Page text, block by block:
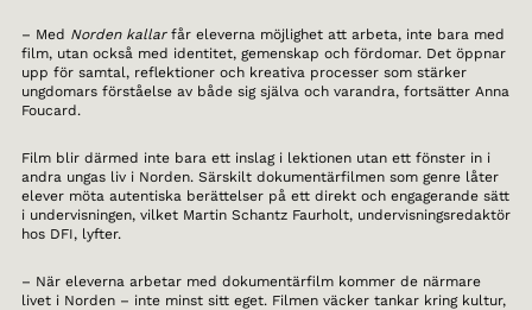
– Med Norden kallarfår eleverna möjlighet att arbeta, inte bara med
film, utan också med identitet, gemenskap och fördomar. Det öppnar
upp för samtal, reflektioner och kreativa processer som stärker
ungdomars förståelse av både sig själva och varandra, fortsätter Anna
Foucard.
Film blir därmed inte bara ett inslag i lektionen utan ett fönster in i
andra ungas liv i Norden. Särskilt dokumentärfilmen som genre låter
elever möta autentiska berättelser på ett direkt och engagerande sätt
i undervisningen, vilket Martin Schantz Faurholt, undervisningsredaktör
hos DFI, lyfter.
– När eleverna arbetar med dokumentärfilm kommer de närmare
livet i Norden – inte minst sitt eget. Filmen väcker tankar kring kultur,